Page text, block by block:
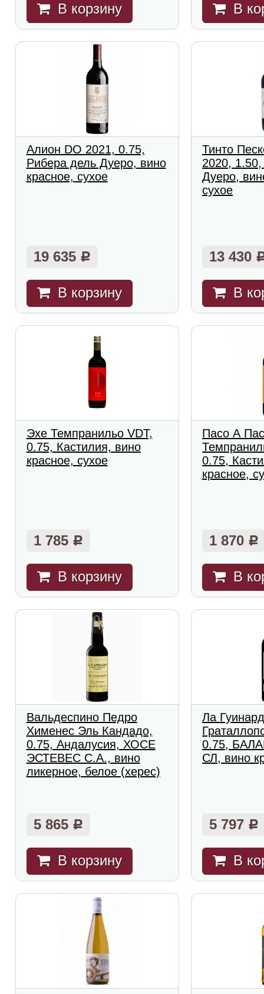
В корзину В
Алион DO 2021, 0.75,
Рибера дель Дуеро, вино
красное, сухое
19 635 Р
В корзину
Тинто
2020,
Дуеро,
сухое
13 430
В
Эхе Темпранильо VDT,
0.75, Кастилия, вино
красное, сухое
1 785 Р
В корзину
Пасо А
0.75,
красное,
1 870 Р
В
Вальдеспино Педро
Хименес Эль Кандадо,
0.75, Андалусия, ХОСЕ
ЭСТЕВЕС С.А., вино
ликерное, белое (херес)
5 865 Р
В корзину
Ла
0.75,
СЛ, вино
5 797 Р
В